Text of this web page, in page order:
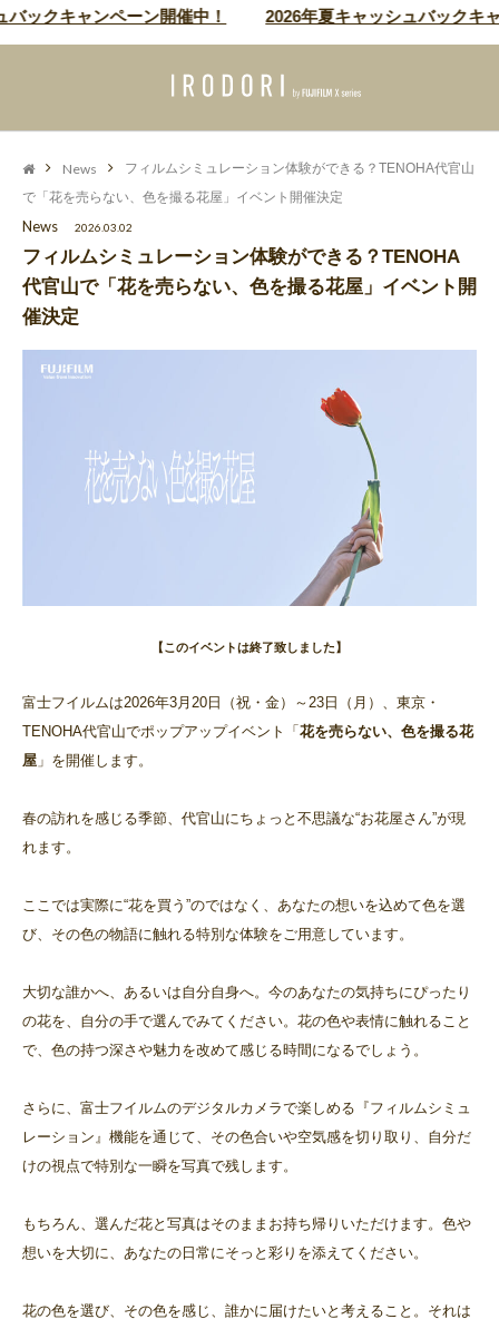
ックキャンペーン開催中！ 2026年夏キャッシュバックキャ
News
フィルムシミュレーション体験ができる？TENOHA代官山
で「花を売らない、色を撮る花屋」イベント開催決定
News 2026.03.02
フィルムシミュレーション体験ができる？TENOHA
代官山で「花を売らない、色を撮る花屋」イベント開
催決定
【このイベントは終了致しました】
富士フイルムは2026年3月20日（祝・金）～23日（月）、東京・
TENOHA代官山でポップアップイベント「 花を売らない、色を撮る花
屋 」を開催します。
春の訪れを感じる季節、代官山にちょっと不思議な“お花屋さん”が現
れます。
ここでは実際に“花を買う”のではなく、あなたの想いを込めて色を選
び、その色の物語に触れる特別な体験をご用意しています。
大切な誰かへ、あるいは自分自身へ。今のあなたの気持ちにぴったり
の花を、自分の手で選んでみてください。花の色や表情に触れること
で、色の持つ深さや魅力を改めて感じる時間になるでしょう。
さらに、富士フイルムのデジタルカメラで楽しめる『フィルムシミュ
レーション』機能を通じて、その色合いや空気感を切り取り、自分だ
けの視点で特別な一瞬を写真で残します。
もちろん、選んだ花と写真はそのままお持ち帰りいただけます。色や
想いを大切に、あなたの日常にそっと彩りを添えてください。
花の色を選び、その色を感じ、誰かに届けたいと考えること。それは